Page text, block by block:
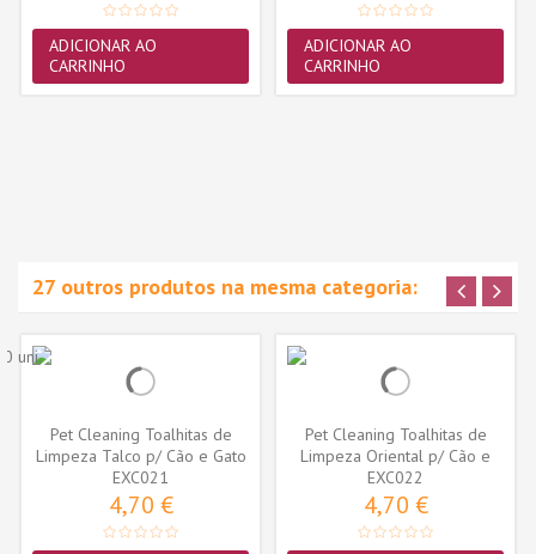
ADICIONAR AO
CARRINHO
ADICIONAR AO
CARRINHO
27 outros produtos na mesma categoria:
Pet Cleaning Toalhitas de
Limpeza Talco p/ Cão e Gato
35...
EXC021
4,70 €
Pet Cleaning Toalhitas de
Limpeza Oriental p/ Cão e
Gato...
EXC022
4,70 €